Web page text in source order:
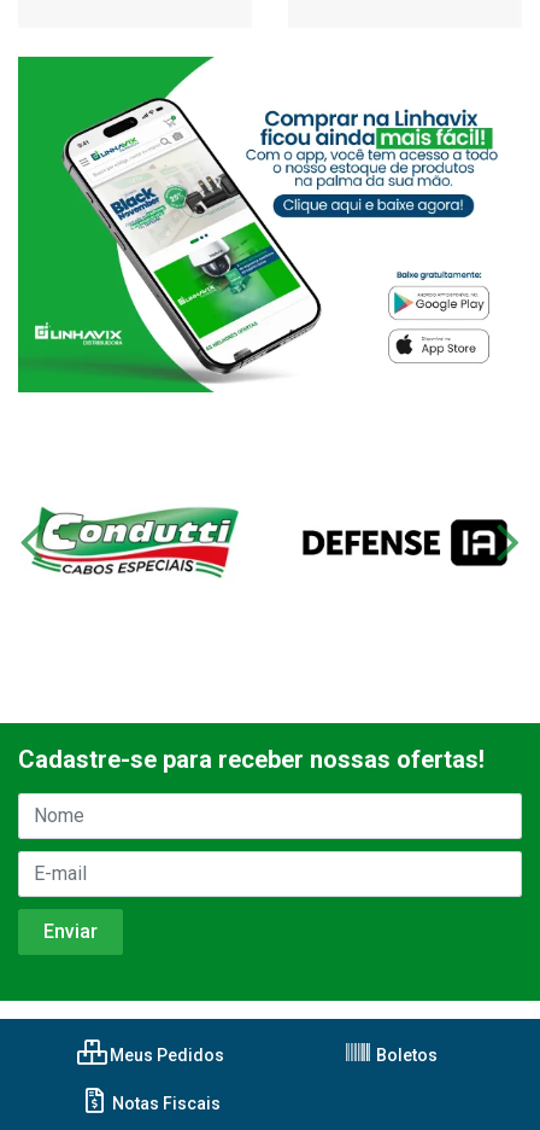
Cadastre-se para receber nossas ofertas!
Meus Pedidos Boletos
Notas Fiscais